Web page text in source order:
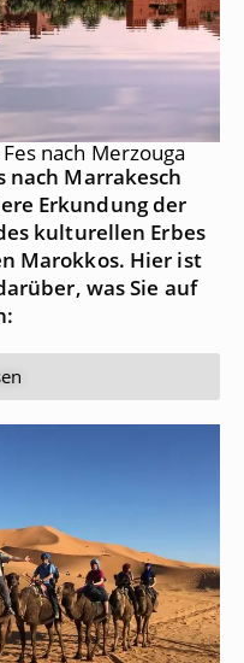
nach Merzouga
nach Marrakesch
Erkundung der
kulturellen Erbes
Marokkos. Hier ist
was Sie auf